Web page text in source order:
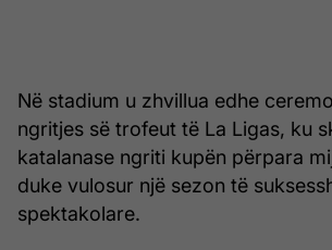
Në stadium u zhvillua edhe
ngritjes së trofeut të La Ligas, ku
katalanase ngriti kupën përpara
duke vulosur një sezon të
spektakolare.